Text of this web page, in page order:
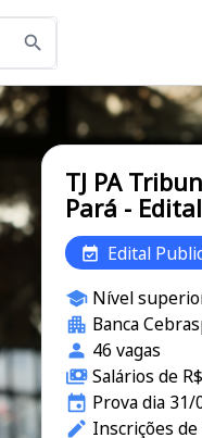
TJ PA
Pará -
Edital
Nível
Banca
46 vagas
Salários de
Prova dia 31/
Inscrições